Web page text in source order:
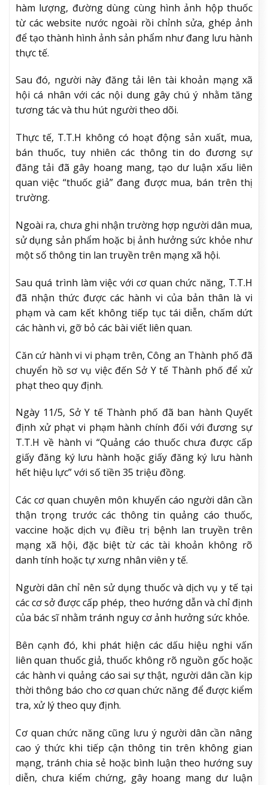
hàm lượng, đường dùng cùng hình ảnh hộp thuốc
từ các website nước ngoài rồi chỉnh sửa, ghép ảnh
để tạo thành hình ảnh sản phẩm như đang lưu hành
thực tế.
Sau đó, người này đăng tải lên tài khoản mạng xã
hội cá nhân với các nội dung gây chú ý nhằm tăng
tương tác và thu hút người theo dõi.
Thực tế, T.T.H không có hoạt động sản xuất, mua,
bán thuốc, tuy nhiên các thông tin do đương sự
đăng tải đã gây hoang mang, tạo dư luận xấu liên
quan việc “thuốc giả” đang được mua, bán trên thị
trường.
Ngoài ra, chưa ghi nhận trường hợp người dân mua,
sử dụng sản phẩm hoặc bị ảnh hưởng sức khỏe như
một số thông tin lan truyền trên mạng xã hội.
Sau quá trình làm việc với cơ quan chức năng, T.T.H
đã nhận thức được các hành vi của bản thân là vi
phạm và cam kết không tiếp tục tái diễn, chấm dứt
các hành vi, gỡ bỏ các bài viết liên quan.
Căn cứ hành vi vi phạm trên, Công an Thành phố đã
chuyển hồ sơ vụ việc đến Sở Y tế Thành phố để xử
phạt theo quy định.
Ngày 11/5, Sở Y tế Thành phố đã ban hành Quyết
định xử phạt vi phạm hành chính đối với đương sự
T.T.H về hành vi “Quảng cáo thuốc chưa được cấp
giấy đăng ký lưu hành hoặc giấy đăng ký lưu hành
hết hiệu lực” với số tiền 35 triệu đồng.
Các cơ quan chuyên môn khuyến cáo người dân cần
thận trọng trước các thông tin quảng cáo thuốc,
vaccine hoặc dịch vụ điều trị bệnh lan truyền trên
mạng xã hội, đặc biệt từ các tài khoản không rõ
danh tính hoặc tự xưng nhân viên y tế.
Người dân chỉ nên sử dụng thuốc và dịch vụ y tế tại
các cơ sở được cấp phép, theo hướng dẫn và chỉ định
của bác sĩ nhằm tránh nguy cơ ảnh hưởng sức khỏe.
Bên cạnh đó, khi phát hiện các dấu hiệu nghi vấn
liên quan thuốc giả, thuốc không rõ nguồn gốc hoặc
các hành vi quảng cáo sai sự thật, người dân cần kịp
thời thông báo cho cơ quan chức năng để được kiểm
tra, xử lý theo quy định.
Cơ quan chức năng cũng lưu ý người dân cần nâng
cao ý thức khi tiếp cận thông tin trên không gian
mạng, tránh chia sẻ hoặc bình luận theo hướng suy
diễn, chưa kiểm chứng, gây hoang mang dư luận